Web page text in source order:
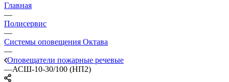
Главная
—
Полисервис
—
Системы оповещения Октава
—
Оповещатели пожарные речевые
—АСШ-10-30/100 (НП2)